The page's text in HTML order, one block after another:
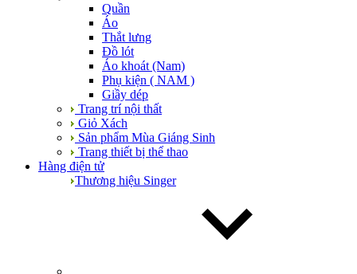
Quần
Áo
Thắt lưng
Đồ lót
Áo khoát (Nam)
Phụ kiện ( NAM )
Giầy dép
Trang trí nội thất
Giỏ Xách
Sản phẩm Mùa Giáng Sinh
Trang thiết bị thể thao
Hàng điện tử
Thương hiệu Singer